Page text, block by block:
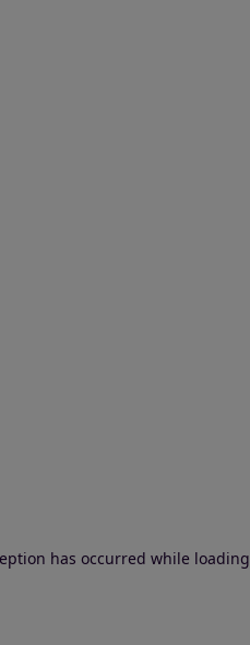
has occurred while loading